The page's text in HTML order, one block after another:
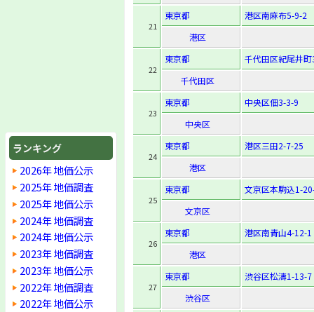
ランキング
2026年 地価公示
2025年 地価調査
2025年 地価公示
2024年 地価調査
2024年 地価公示
2023年 地価調査
2023年 地価公示
2022年 地価調査
2022年 地価公示
21
東京都
港区南麻布5-9-2
港区
22
東京都
千代田区紀尾井
千代田区
23
東京都
中央区佃3-3-9
中央区
24
東京都
港区三田2-7-25
港区
25
東京都
文京区本駒込1-
文京区
26
東京都
港区南青山4-12-1
港区
27
東京都
渋谷区松濤1-13-7
渋谷区